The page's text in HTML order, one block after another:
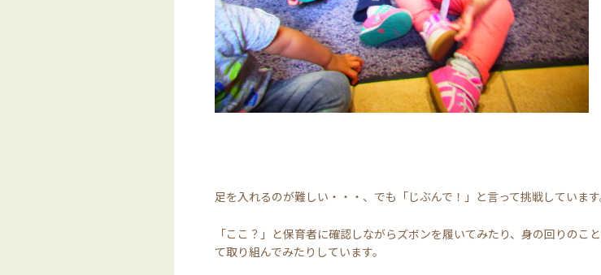
足を入れるのが難しい・・・、でも「じぶんで！」と言って挑戦しています
「ここ？」と保育者に確認しながらズボンを履いてみたり、身の回りのこ
て取り組んでみたりしています。